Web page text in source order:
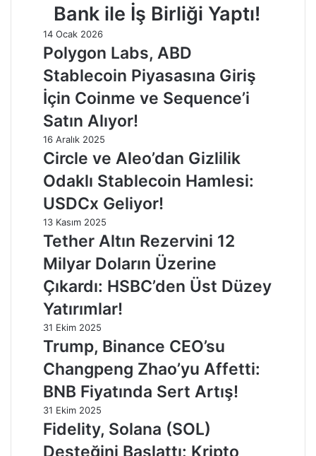
Bank ile İş Birliği Yaptı!
14 Ocak 2026
Polygon Labs, ABD
Stablecoin Piyasasına Giriş
İçin Coinme ve Sequence’i
Satın Alıyor!
16 Aralık 2025
Circle ve Aleo’dan Gizlilik
Odaklı Stablecoin Hamlesi:
USDCx Geliyor!
13 Kasım 2025
Tether Altın Rezervini 12
Milyar Doların Üzerine
Çıkardı: HSBC’den Üst Düzey
Yatırımlar!
31 Ekim 2025
Trump, Binance CEO’su
Changpeng Zhao’yu Affetti:
BNB Fiyatında Sert Artış!
31 Ekim 2025
Fidelity, Solana (SOL)
Desteğini Başlattı: Kripto